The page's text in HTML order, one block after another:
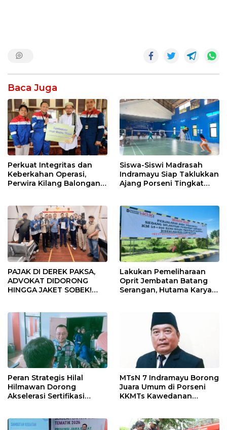
Baca Juga
Perkuat Integritas dan
Keberkahan Operasi,
Perwira Kilang Balongan
Siswa-Siswi Madrasah
Indramayu Siap Taklukkan
Ajang Porseni Tingkat
PAJAK DI DEREK PAKSA,
ADVOKAT DIDORONG
HINGGA JAKET SOBEK!
Pekanbaru!
Lakukan Pemeliharaan
Oprit Jembatan Batang
Serangan, Hutama Karya
Peran Strategis Hilal
Hilmawan Dorong
Akselerasi Sertifikasi
Indramayu
MTsN 7 Indramayu Borong
Juara Umum di Porseni
KKMTs Kawedanan